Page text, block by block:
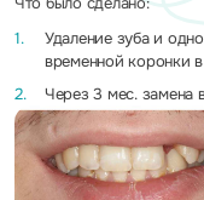
Удаление зуба и
временной коронки
Через 3 мес. замена